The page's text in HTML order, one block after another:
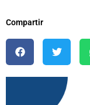
Compartir